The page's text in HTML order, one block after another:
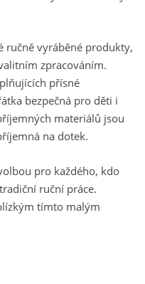
ručně vyráběné produkty,
zpracováním.
přísné
bezpečná pro děti i
materiálů jsou
na dotek.
pro každého, kdo
ruční práce.
tímto malým